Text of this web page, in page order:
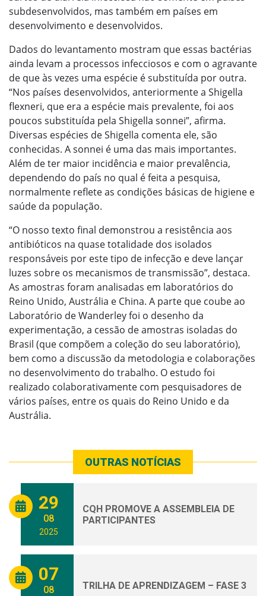
subdesenvolvidos, mas também em países em
desenvolvimento e desenvolvidos.
Dados do levantamento mostram que essas bactérias
ainda levam a processos infecciosos e com o agravante
de que às vezes uma espécie é substituída por outra.
“Nos países desenvolvidos, anteriormente a Shigella
flexneri, que era a espécie mais prevalente, foi aos
poucos substituída pela Shigella sonnei”, afirma.
Diversas espécies de Shigella comenta ele, são
conhecidas. A sonnei é uma das mais importantes.
Além de ter maior incidência e maior prevalência,
dependendo do país no qual é feita a pesquisa,
normalmente reflete as condições básicas de higiene e
saúde da população.
“O nosso texto final demonstrou a resistência aos
antibióticos na quase totalidade dos isolados
responsáveis por este tipo de infecção e deve lançar
luzes sobre os mecanismos de transmissão”, destaca.
As amostras foram analisadas em laboratórios do
Reino Unido, Austrália e China. A parte que coube ao
Laboratório de Wanderley foi o desenho da
experimentação, a cessão de amostras isoladas do
Brasil (que compõem a coleção do seu laboratório),
bem como a discussão da metodologia e colaborações
no desenvolvimento do trabalho. O estudo foi
realizado colaborativamente com pesquisadores de
vários países, entre os quais do Reino Unido e da
Austrália.
OUTRAS NOTÍCIAS
29
08
2025
CQH PROMOVE A ASSEMBLEIA DE
PARTICIPANTES
07
08 TRILHA DE APRENDIZAGEM – FASE 3